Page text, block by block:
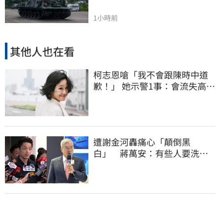
1小時前
其他人也在看
柯志恩嗆「我不會跟陳時中道
歉！」 她示警1事：會流失高雄
遭謝金河轟痛心「顛倒黑
白」 蔣萬安：有些人要洗人